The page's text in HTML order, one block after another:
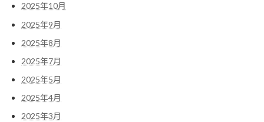
2025年10月
2025年9月
2025年8月
2025年7月
2025年5月
2025年4月
2025年3月